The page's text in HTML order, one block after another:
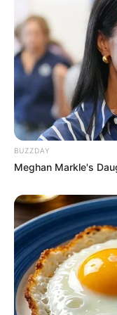
Panutan musisi
Sheeran.
Juga mencintai
Benar-benar orang
Memiliki
Mampu berbicara
lancar.
berakting bersama di
Pernah mengenakan
Awards 2015.
Awalnya, ia ingin
syuting, lututnya
Berteman baik
BUZZDAY
Meghan Markle's